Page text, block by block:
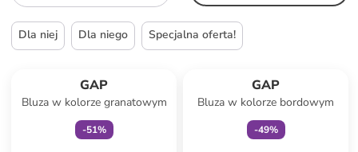
Dla niej Dla niego Specjalna oferta!
GAP
Bluza w kolorze granatowym
-51%
GAP
Bluza w kolorze bordowym
-49%